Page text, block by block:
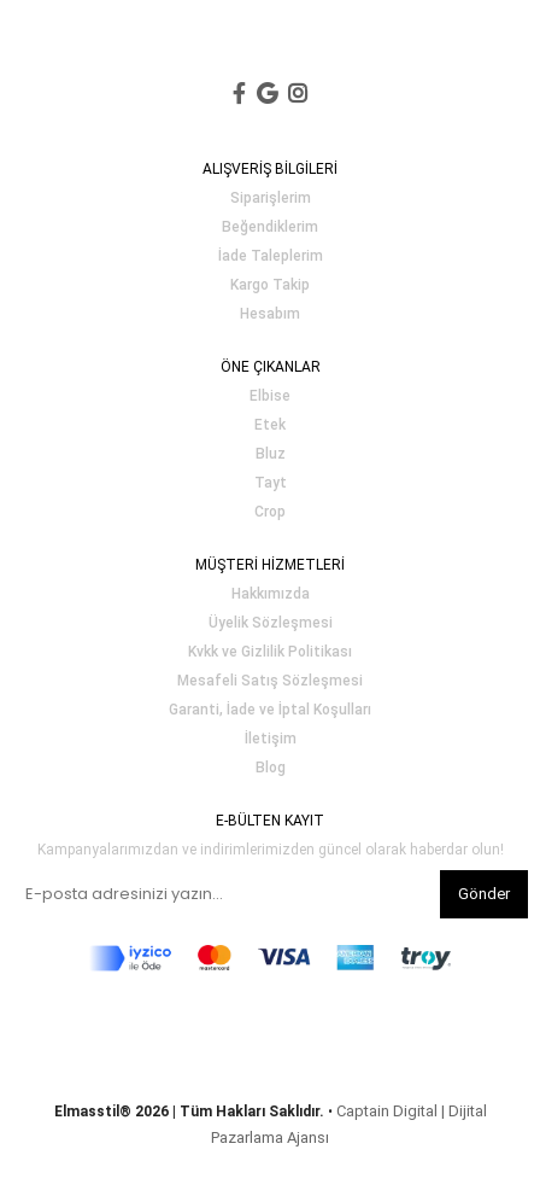
ALIŞVERİŞ BİLGİLERİ
Siparişlerim
Beğendiklerim
İade Taleplerim
Kargo Takip
Hesabım
ÖNE ÇIKANLAR
Elbise
Etek
Bluz
Tayt
Crop
MÜŞTERİ HİZMETLERİ
Hakkımızda
Üyelik Sözleşmesi
Kvkk ve Gizlilik Politikası
Mesafeli Satış Sözleşmesi
Garanti, İade ve İptal Koşulları
İletişim
Blog
E-BÜLTEN KAYIT
Kampanyalarımızdan ve indirimlerimizden güncel olarak haberdar olun!
Gönder
Elmasstil® 2026 | Tüm Hakları Saklıdır. • Captain Digital | Dijital
Pazarlama Ajansı